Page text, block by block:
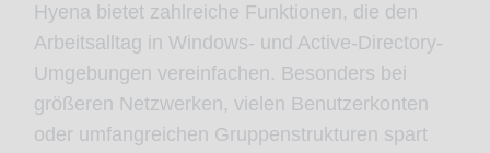
Hyena bietet zahlreiche Funktionen, die den
Arbeitsalltag in Windows- und Active-Directory-
Umgebungen vereinfachen. Besonders bei
größeren Netzwerken, vielen Benutzerkonten
oder umfangreichen Gruppenstrukturen spart